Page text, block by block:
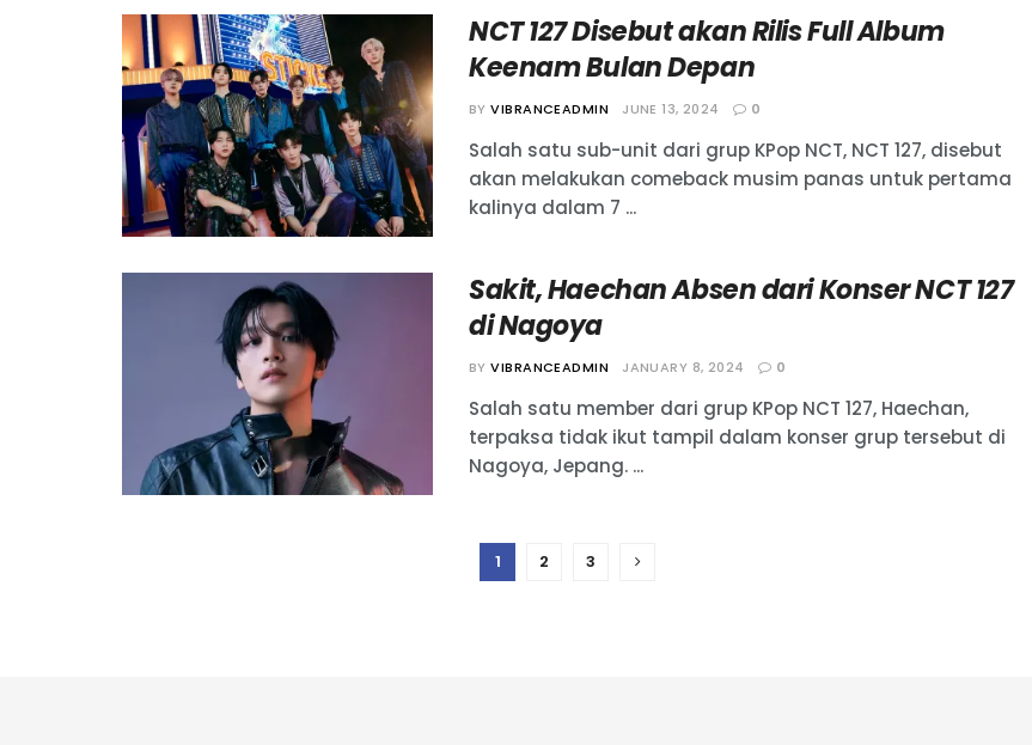
NCT 127 Disebut akan Rilis Full Album
Keenam Bulan Depan
BY VIBRANCEADMIN JUNE 13, 2024 0
Salah satu sub-unit dari grup KPop NCT, NCT 127, disebut
akan melakukan comeback musim panas untuk pertama
kalinya dalam 7 ...
Sakit, Haechan Absen dari Konser NCT 127
di Nagoya
BY VIBRANCEADMIN JANUARY 8, 2024 0
Salah satu member dari grup KPop NCT 127, Haechan,
terpaksa tidak ikut tampil dalam konser grup tersebut di
Nagoya, Jepang. ...
1 2 3